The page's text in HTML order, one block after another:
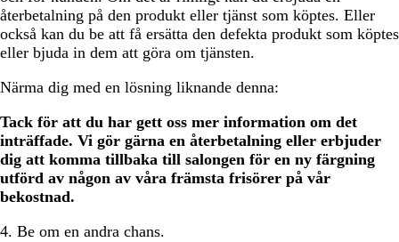
återbetalning på den produkt eller tjänst som köptes. Eller
också kan du be att få ersätta den defekta produkt som köptes
eller bjuda in dem att göra om tjänsten.
Närma dig med en lösning liknande denna:
Tack för att du har gett oss mer information om det
inträffade. Vi gör gärna en återbetalning eller erbjuder
dig att komma tillbaka till salongen för en ny färgning
utförd av någon av våra främsta frisörer på vår
bekostnad.
4. Be om en andra chans.